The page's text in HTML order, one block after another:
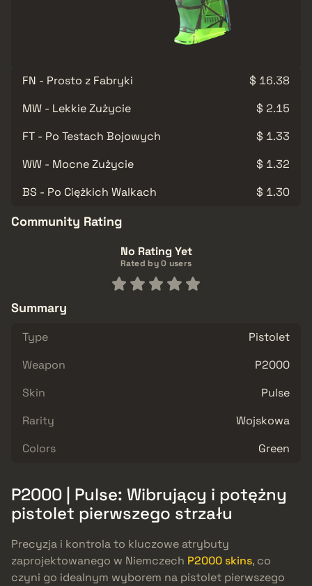
FN - Prosto z Fabryki
$ 16.38
MW - Lekkie Zużycie
$ 2.15
FT - Po Testach Bojowych
$ 1.33
WW - Mocne Zużycie
$ 1.32
BS - Po Ciężkich Walkach
$ 1.30
Community Rating
No Rating Yet
Rated by 0 users
Summary
Type
Pistolet
Weapon
P2000
Skin
Pulse
Rarity
Wojskowa
Colors
Green
P2000 | Pulse: Wibrujący i potężny
pistolet pierwszego strzału
Precyzja i kontrola to kluczowe atrybuty
zaprojektowanego w Niemczech P2000 skins, co
czyni go idealnym wyborem na pistolet pierwszego